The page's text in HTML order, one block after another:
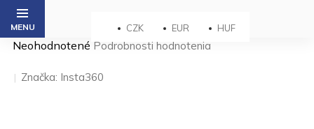
Prejsť
obsah
CZK EUR HUF
Priemerné
produktu
je
Neohodnotené Podrobnosti hodnotenia
Značka: Insta360